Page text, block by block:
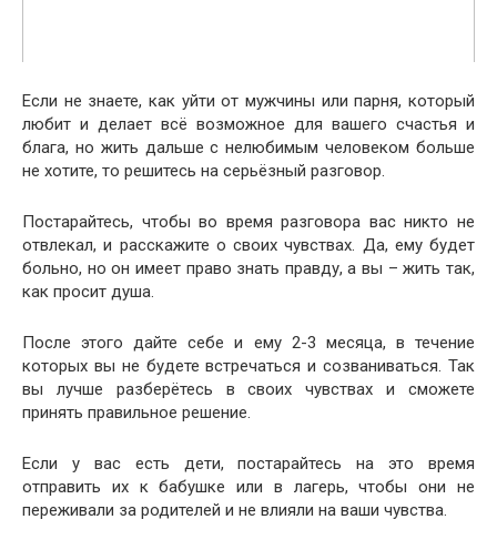
Если не знаете, как уйти от мужчины или парня, который
любит и делает всё возможное для вашего счастья и
блага, но жить дальше с нелюбимым человеком больше
не хотите, то решитесь на серьёзный разговор.
Постарайтесь, чтобы во время разговора вас никто не
отвлекал, и расскажите о своих чувствах. Да, ему будет
больно, но он имеет право знать правду, а вы – жить так,
как просит душа.
После этого дайте себе и ему 2-3 месяца, в течение
которых вы не будете встречаться и созваниваться. Так
вы лучше разберётесь в своих чувствах и сможете
принять правильное решение.
Если у вас есть дети, постарайтесь на это время
отправить их к бабушке или в лагерь, чтобы они не
переживали за родителей и не влияли на ваши чувства.